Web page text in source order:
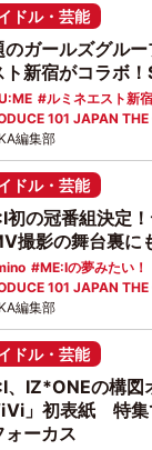
ドル・芸能
のガールズグル
ト新宿がコラボ
ルミネエスト新宿
101 JAPAN THE
編集部
ドル・芸能
初の冠番組決定
撮影の舞台裏に
ME:Iの夢みたい！
101 JAPAN THE
編集部
ドル・芸能
、IZ*ONEの構図
」初表紙 特集
ォーカス